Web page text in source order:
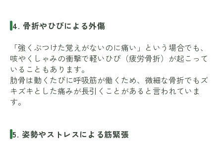
4. 骨折やひびによる外傷
「強くぶつけた覚えがないのに痛い」という場合でも、
咳やくしゃみの衝撃で軽いひび（疲労骨折）が起こって
いることもあります。
肋骨は動くたびに呼吸筋が働くため、微細な骨折でもズ
キズキとした痛みが長引くことがあると言われていま
す。
5. 姿勢やストレスによる筋緊張